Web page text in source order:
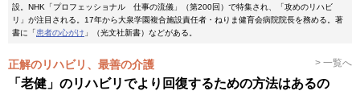
設。NHK「プロフェッショナル 仕事の流儀」（第200回）で特集され、「攻めのリハビ
リ」が注目される。17年から大泉学園複合施設責任者・ねりま健育会病院院長を務める。著
書に「患者の心がけ 」（光文社新書）などがある。
正解のリハビリ、最善の介護 > 一覧へ
「老健」のリハビリでより回復するための方法はあるの